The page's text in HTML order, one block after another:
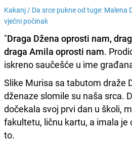
Kakanj / Da srce pukne od tuge: Malena
vječni počinak
"Draga Džena oprosti nam,
draga Amila oprosti nam.
iskreno saučešće u ime
Slike Murisa sa tabutom draže
dženaze slomile su naša srca.
dočekala svoj prvi dan u školi,
fakultetu, ličnu kartu, a imala je
to.